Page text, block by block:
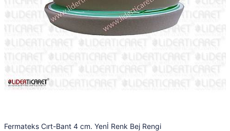
Fermateks Cırt-Bant 4 cm. Yenİ Renk Bej Rengi